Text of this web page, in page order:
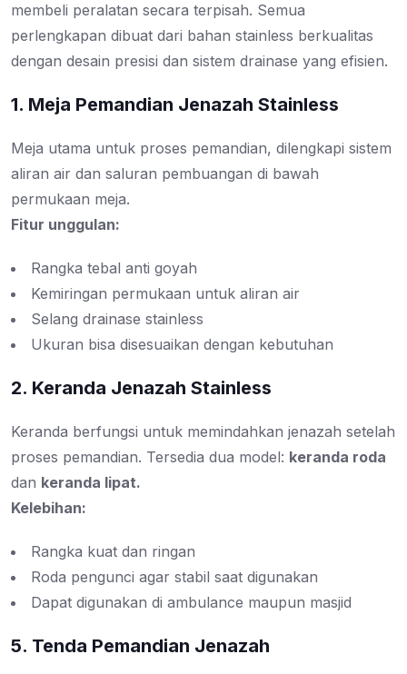
membeli peralatan secara terpisah. Semua
perlengkapan dibuat dari bahan stainless berkualitas
dengan desain presisi dan sistem drainase yang efisien.
1. Meja Pemandian Jenazah Stainless
Meja utama untuk proses pemandian, dilengkapi sistem
aliran air dan saluran pembuangan di bawah
permukaan meja.
Fitur unggulan:
Rangka tebal anti goyah
Kemiringan permukaan untuk aliran air
Selang drainase stainless
Ukuran bisa disesuaikan dengan kebutuhan
2. Keranda Jenazah Stainless
Keranda berfungsi untuk memindahkan jenazah setelah
proses pemandian. Tersedia dua model: keranda roda
dan keranda lipat.
Kelebihan:
Rangka kuat dan ringan
Roda pengunci agar stabil saat digunakan
Dapat digunakan di ambulance maupun masjid
5. Tenda Pemandian Jenazah